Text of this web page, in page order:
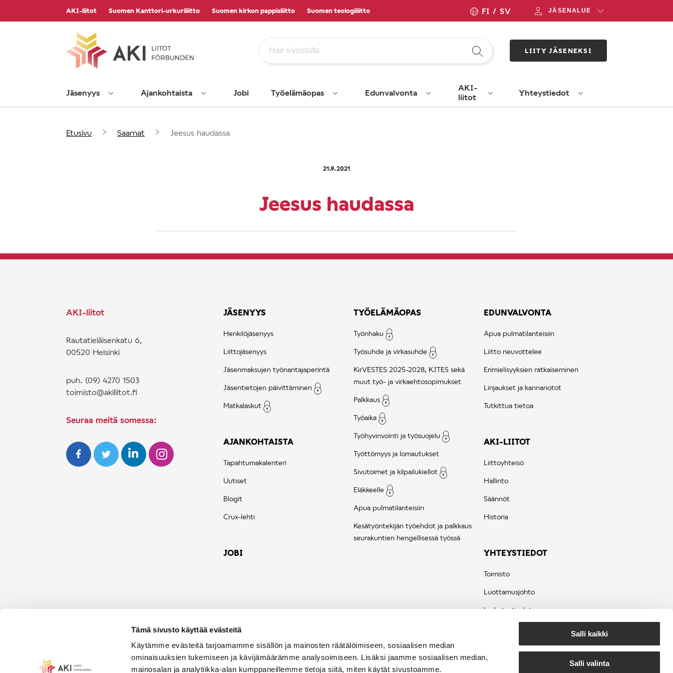
Tämä sivusto käyttää evästeitä
Käytämme evästeitä tarjoamamme sisällön ja mainosten räätälöimiseen, sosiaalisen median
ominaisuuksien tukemiseen ja kävijämäärämme analysoimiseen. Lisäksi jaamme sosiaalisen median,
mainosalan ja analytiikka-alan kumppaneillemme tietoja siitä, miten käytät sivustoamme.
Salli kaikki
Salli valinta
AKI-liitot Suomen Kanttori-urkuriliitto Suomen kirkon pappisliitto Suomen teologiliitto FI SV JÄSENALUE
LIITY JÄSENEKSI
Jäsenyys Ajankohtaista Jobi Työelämäopas Edunvalvonta
AKI-
liitot
Yhteystiedot
Etusivu › Saarnat › Jeesus haudassa
21.9.2021
Jeesus haudassa
AKI-liitot
Rautatieläisenkatu 6,
00520 Helsinki
puh. (09) 4270 1503
toimisto@akiliitot.fi
Seuraa meitä somessa:
JÄSENYYS
Henkilöjäsenyys
Liittojäsenyys
Jäsenmaksujen työnantajaperintä
Jäsentietojen päivittäminen
Matkalaskut
AJANKOHTAISTA
Tapahtumakalenteri
Uutiset
Blogit
Crux-lehti
JOBI
TYÖELÄMÄOPAS
Työnhaku
Työsuhde ja virkasuhde
KirVESTES 2025-2028, KJTES sekä
muut työ- ja virkaehtosopimukset
Palkkaus
Työaika
Työhyvinvointi ja työsuojelu
Työttömyys ja lomautukset
Sivutoimet ja kilpailukiellot
Eläkkeelle
Apua pulmatilanteisiin
Kesätyöntekijän työehdot ja palkkaus
seurakuntien hengellisessä työssä
EDUNVALVONTA
Apua pulmatilanteisiin
Liitto neuvottelee
Erimielisyyksien ratkaiseminen
Linjaukset ja kannanotot
Tutkittua tietoa
AKI-LIITOT
Liittoyhteisö
Hallinto
Säännöt
Historia
YHTEYSTIEDOT
Toimisto
Luottamusjohto
Laskutustiedot